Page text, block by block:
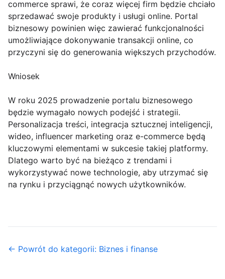
commerce sprawi, że coraz więcej firm będzie chciało
sprzedawać swoje produkty i usługi online. Portal
biznesowy powinien więc zawierać funkcjonalności
umożliwiające dokonywanie transakcji online, co
przyczyni się do generowania większych przychodów.
Wniosek
W roku 2025 prowadzenie portalu biznesowego
będzie wymagało nowych podejść i strategii.
Personalizacja treści, integracja sztucznej inteligencji,
wideo, influencer marketing oraz e-commerce będą
kluczowymi elementami w sukcesie takiej platformy.
Dlatego warto być na bieżąco z trendami i
wykorzystywać nowe technologie, aby utrzymać się
na rynku i przyciągnąć nowych użytkowników.
← Powrót do kategorii: Biznes i finanse